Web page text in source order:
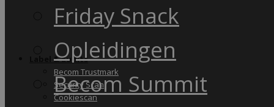
Label & audits
Becom Trustmark
Security Scan
Cookiescan
Friday Snack
Opleidingen
Becom Summit